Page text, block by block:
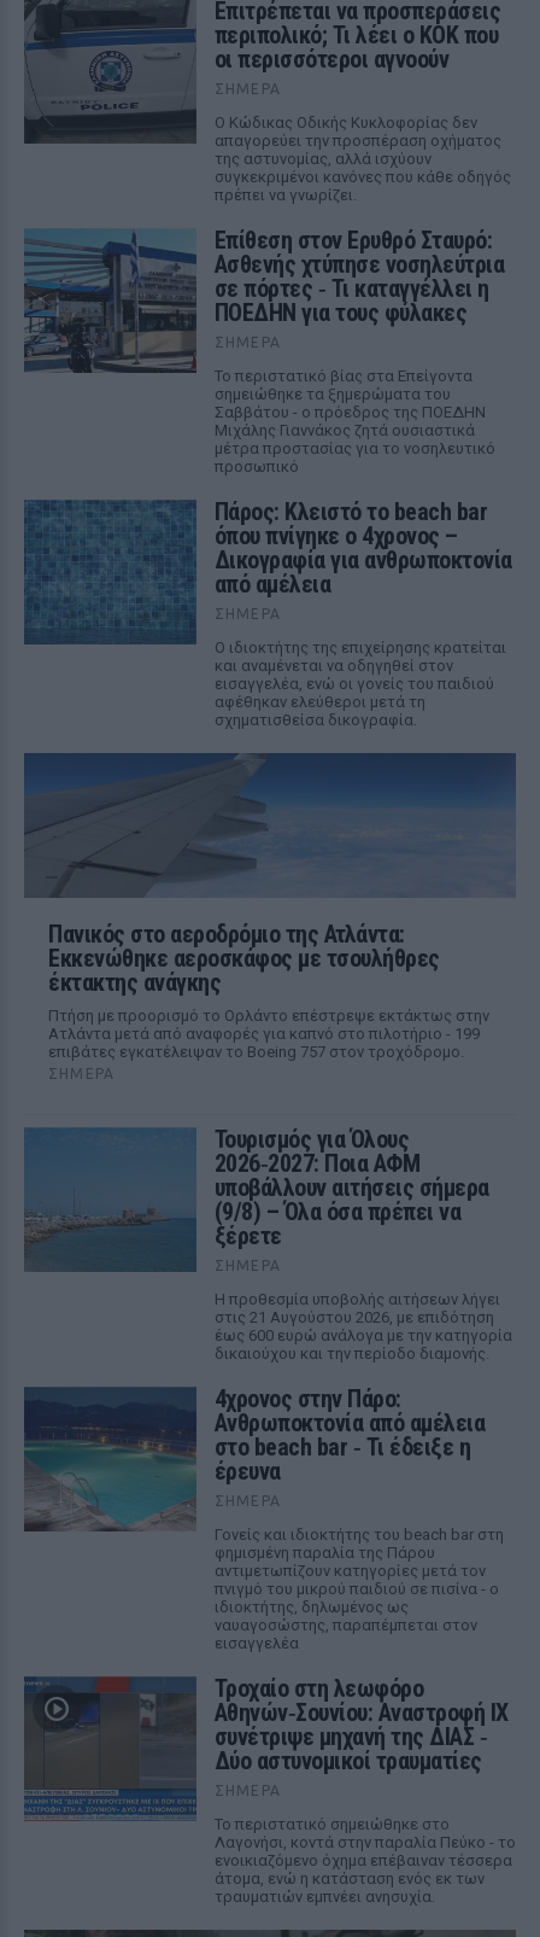
Επιτρέπεται να προσπεράσεις
περιπολικό; Τι λέει ο ΚΟΚ που
οι περισσότεροι αγνοούν
ΣΉΜΕΡΑ
Ο Κώδικας Οδικής Κυκλοφορίας δεν
απαγορεύει την προσπέραση οχήματος
της αστυνομίας, αλλά ισχύουν
συγκεκριμένοι κανόνες που κάθε οδηγός
πρέπει να γνωρίζει.
Επίθεση στον Ερυθρό Σταυρό:
Ασθενής χτύπησε νοσηλεύτρια
σε πόρτες ‑ Τι καταγγέλλει η
ΠΟΕΔΗΝ για τους φύλακες
ΣΉΜΕΡΑ
Το περιστατικό βίας στα Επείγοντα
σημειώθηκε τα ξημερώματα του
Σαββάτου - ο πρόεδρος της ΠΟΕΔΗΝ
Μιχάλης Γιαννάκος ζητά ουσιαστικά
μέτρα προστασίας για το νοσηλευτικό
προσωπικό
Πάρος: Κλειστό το beach bar
όπου πνίγηκε ο 4χρονος –
Δικογραφία για ανθρωποκτονία
από αμέλεια
ΣΉΜΕΡΑ
Ο ιδιοκτήτης της επιχείρησης κρατείται
και αναμένεται να οδηγηθεί στον
εισαγγελέα, ενώ οι γονείς του παιδιού
αφέθηκαν ελεύθεροι μετά τη
σχηματισθείσα δικογραφία.
Πανικός στο αεροδρόμιο της Ατλάντα:
Εκκενώθηκε αεροσκάφος με τσουλήθρες
έκτακτης ανάγκης
Πτήση με προορισμό το Ορλάντο επέστρεψε εκτάκτως στην
Ατλάντα μετά από αναφορές για καπνό στο πιλοτήριο - 199
επιβάτες εγκατέλειψαν το Boeing 757 στον τροχόδρομο.
ΣΉΜΕΡΑ
Τουρισμός για Όλους
2026‑2027: Ποια ΑΦΜ
υποβάλλουν αιτήσεις σήμερα
(9/8) – Όλα όσα πρέπει να
ξέρετε
ΣΉΜΕΡΑ
Η προθεσμία υποβολής αιτήσεων λήγει
στις 21 Αυγούστου 2026, με επιδότηση
έως 600 ευρώ ανάλογα με την κατηγορία
δικαιούχου και την περίοδο διαμονής.
4χρονος στην Πάρο:
Ανθρωποκτονία από αμέλεια
στο beach bar ‑ Τι έδειξε η
έρευνα
ΣΉΜΕΡΑ
Γονείς και ιδιοκτήτης του beach bar στη
φημισμένη παραλία της Πάρου
αντιμετωπίζουν κατηγορίες μετά τον
πνιγμό του μικρού παιδιού σε πισίνα - ο
ιδιοκτήτης, δηλωμένος ως
ναυαγοσώστης, παραπέμπεται στον
εισαγγελέα
Τροχαίο στη λεωφόρο
Αθηνών‑Σουνίου: Αναστροφή ΙΧ
συνέτριψε μηχανή της ΔΙΑΣ ‑
Δύο αστυνομικοί τραυματίες
ΣΉΜΕΡΑ
Το περιστατικό σημειώθηκε στο
Λαγονήσι, κοντά στην παραλία Πεύκο - το
ενοικιαζόμενο όχημα επέβαιναν τέσσερα
άτομα, ενώ η κατάσταση ενός εκ των
τραυματιών εμπνέει ανησυχία.